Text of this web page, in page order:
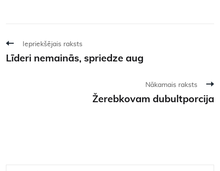
Iepriekšējais raksts
Līderi nemainās, spriedze aug
Nākamais raksts
Žerebkovam dubultporcija